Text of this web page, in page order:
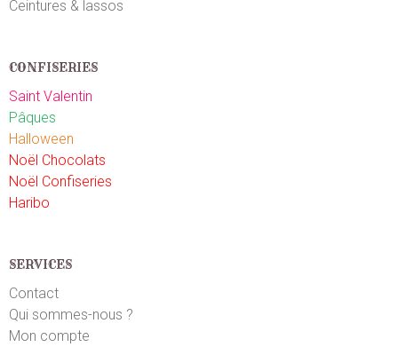
Ceintures & lassos
CONFISERIES
Saint Valentin
Pâques
Halloween
Noël Chocolats
Noël Confiseries
Haribo
SERVICES
Contact
Qui sommes-nous ?
Mon compte